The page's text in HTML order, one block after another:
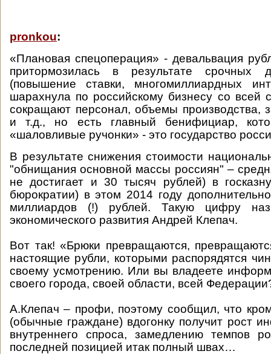
pronkou:
«Плановая спецоперация» - девальвация
притормозилась в результате
(повышение ставки, многомиллиардных
шарахнула по российскому бизнесу со всей
сокращают персонал, объемы производства,
и т.д., но есть главный бенифициар,
«шаловливые ручонки» - это государство
В результате снижения стоимости
"обнищания основной массы россиян" –
не достигает и 30 тысяч рублей) в
бюрократии) в этом 2014 году
миллиардов (!) рублей. Такую цифру
экономического развития Андрей Клепач.
Вот так! «Брюки превращаются,
настоящие рубли, которыми распорядятся
своему усмотрению. Или вы владеете
своего города, своей области, всей
А.Клепач – профи, поэтому сообщил, что
(обычные граждане) вдогонку получит рост
внутреннего спроса, замедлению темпов
последней позицией итак полный швах…